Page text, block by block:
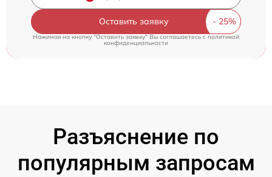
Оставить заявку
Нажимая на кнопку "Оставить заявку" Вы соглашаетесь c политикой
конфиденциальности
Разъяснение по
популярным запросам